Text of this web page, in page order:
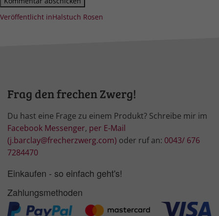
Beitragsnavigation
Veröffentlicht inHalstuch Rosen
Frag den frechen Zwerg!
Du hast eine Frage zu einem Produkt? Schreibe mir im
Facebook Messenger, per E-Mail
(j.barclay@frecherzwerg.com) oder ruf an: 0043/ 676
7284470
Einkaufen - so einfach geht's!
Zahlungsmethoden